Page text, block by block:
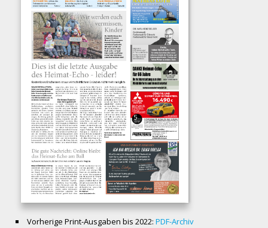
Vorherige Print-Ausgaben bis 2022: PDF-Archiv